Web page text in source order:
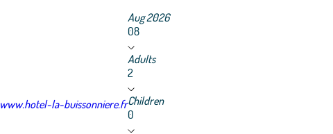
www.hotel-la-buissonniere.fr
Aug 2026
08
Adults
2
Children
0